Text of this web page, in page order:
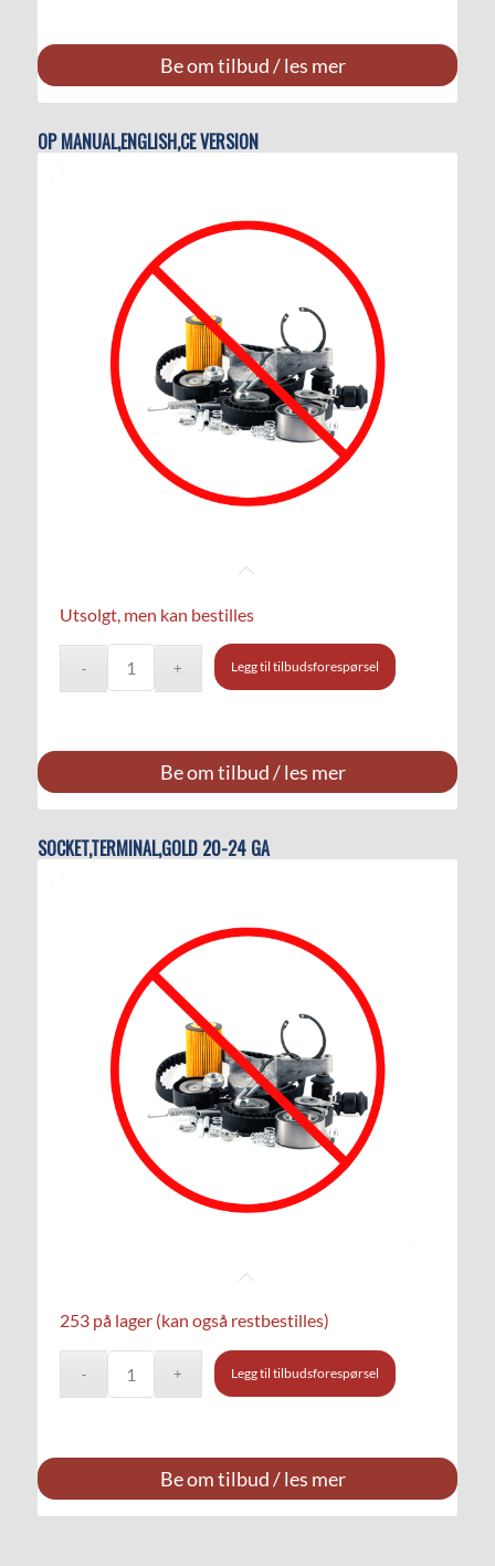
Be om tilbud / les mer
OP MANUAL,ENGLISH,CE VERSION
Utsolgt, men kan bestilles
Legg til tilbudsforespørsel
Be om tilbud / les mer
SOCKET,TERMINAL,GOLD 20-24 GA
253 på lager (kan også restbestilles)
Legg til tilbudsforespørsel
Be om tilbud / les mer